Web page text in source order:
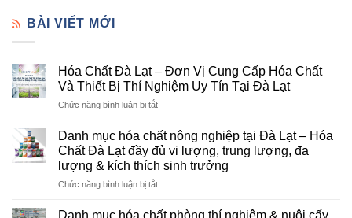
BÀI VIẾT MỚI
Hóa Chất Đà Lạt – Đơn Vị Cung Cấp Hóa Chất
Và Thiết Bị Thí Nghiệm Uy Tín Tại Đà Lạt
Chức năng bình luận bị tắtở
Chất
Đà
Lạt
–
Đơn
Cung
Danh mục hóa chất nông nghiệp tại Đà Lạt – Hóa
Chất Đà Lạt đầy đủ vi lượng, trung lượng, đa
lượng & kích thích sinh trưởng
Chức năng bình luận bị tắtở
mục